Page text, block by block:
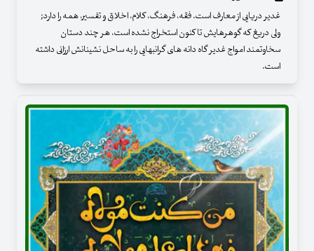
غدیر دریایی از معارف است. فقه، فرهنگ، کلام، اخلاق و تفسیر، همه را دارد;
ولی دریغ که گوهرهایش تا کنون استخراج نشده است، هر چند دستان
سخاوتمند امواج غدیر گاه دانه های گرانبهایی را به ساحل نشینانش ارزانی داشته
است.